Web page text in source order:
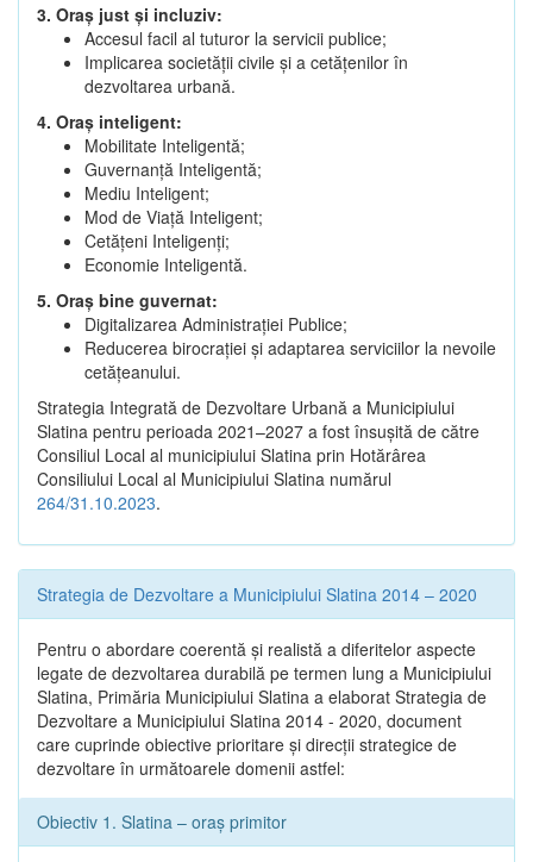
3. Oraș just și incluziv:
Accesul facil al tuturor la servicii publice;
Implicarea societății civile și a cetățenilor în
dezvoltarea urbană.
4. Oraș inteligent:
Mobilitate Inteligentă;
Guvernanță Inteligentă;
Mediu Inteligent;
Mod de Viață Inteligent;
Cetățeni Inteligenți;
Economie Inteligentă.
5. Oraș bine guvernat:
Digitalizarea Administrației Publice;
Reducerea birocrației și adaptarea serviciilor la nevoile
cetățeanului.
Strategia Integrată de Dezvoltare Urbană a Municipiului
Slatina pentru perioada 2021–2027 a fost însuşită de către
Consiliul Local al municipiului Slatina prin Hotărârea
Consiliului Local al Municipiului Slatina numărul
264/31.10.2023.
Strategia de Dezvoltare a Municipiului Slatina 2014 – 2020
Pentru o abordare coerentă şi realistă a diferitelor aspecte
legate de dezvoltarea durabilă pe termen lung a Municipiului
Slatina, Primăria Municipiului Slatina a elaborat Strategia de
Dezvoltare a Municipiului Slatina 2014 - 2020, document
care cuprinde obiective prioritare şi direcţii strategice de
dezvoltare în următoarele domenii astfel:
Obiectiv 1. Slatina – oraş primitor